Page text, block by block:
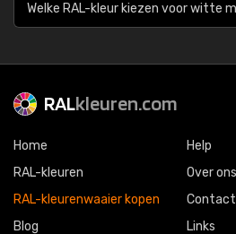
Welke RAL-kleur kiezen voor witte
RALkleuren.com
Home
RAL-kleuren
RAL-kleurenwaaier kopen
Blog
Help
Over ons
Contact
Links